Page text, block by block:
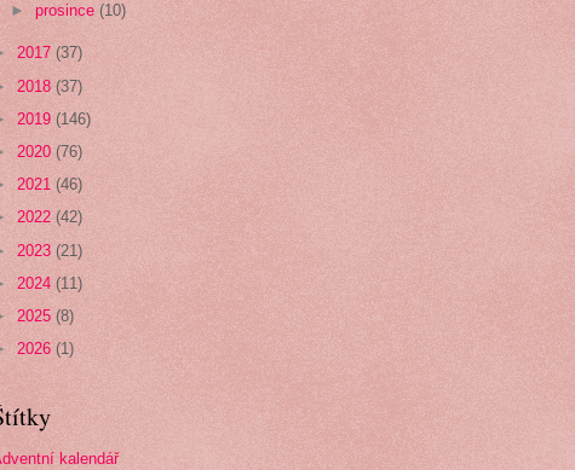
►prosince(10)
2017 (37)
2018 (37)
2019 (146)
2020 (76)
2021 (46)
2022 (42)
2023 (21)
2024 (11)
2025 (8)
2026 (1)
kalendář